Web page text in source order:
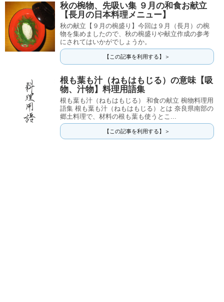
秋の椀物、先吸い集 ９月の和食お献立
【長月の日本料理メニュー】
秋の献立【９月の椀盛り】今回は９月（長月）の椀
物を集めましたので、秋の椀盛りや献立作成の参考
にされてはいかがでしょうか。
【この記事を利用する】＞
根も葉も汁（ねもはもじる）の意味【吸
物、汁物】料理用語集
根も葉も汁（ねもはもじる） 和食の献立 椀物料理用
語集 根も葉も汁（ねもはもじる）とは 奈良県南部の
郷土料理で、材料の根も葉も使うとこ...
【この記事を利用する】＞